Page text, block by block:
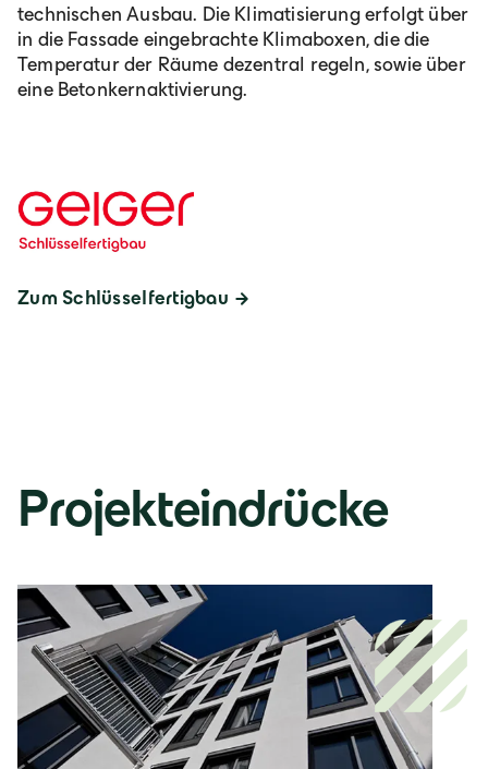
Zum Schlüsselfertigbau
technischen Ausbau. Die Klimatisierung erfolgt über
in die Fassade eingebrachte Klimaboxen, die die
Temperatur der Räume dezentral regeln, sowie über
eine Betonkernaktivierung.
Projekteindrücke